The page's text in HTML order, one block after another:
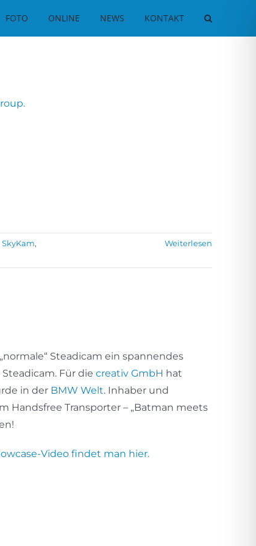
FOTO ONLINE NEWS KONTAKT
SkyKam,
Weiterlesen
Steadicam ein spannendes
Für die creativ GmbH hat
in der BMW Welt. Inhaber und
Handsfree Transporter – „Batman meets
Video findet man hier.